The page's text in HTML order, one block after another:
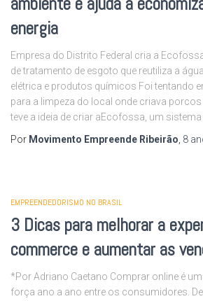
energia
Empresa do Distrito Federal cria a
de tratamento de esgoto que reutiliza a
elétrica e produtos químicos Foi tentando
para a limpeza do local onde criava porcos
teve a ideia de criar aEcofossa, um sistema
Por Movimento Empreende Ribeirão 8
EMPREENDEDORISMO NO BRASIL
3 Dicas para melhorar a
commerce e aumentar as
*Por Adriano Caetano Comprar online é
força ano a ano entre os consumidores.